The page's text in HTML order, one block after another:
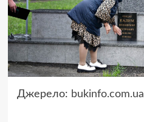
Джерело: bukinfo.com.ua